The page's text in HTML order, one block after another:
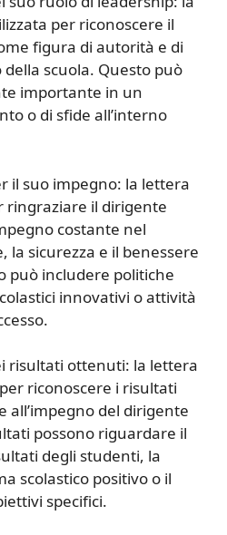
per riconoscere il
figura di autorità e di
scuola. Questo può
importante in un
o di sfide all’interno
il suo impegno: la lettera
ringraziare il dirigente
costante nel
la sicurezza e il benessere
può includere politiche
innovativi o attività
risultati ottenuti: la lettera
riconoscere i risultati
all’impegno del dirigente
possono riguardare il
degli studenti, la
scolastico positivo o il
specifici.